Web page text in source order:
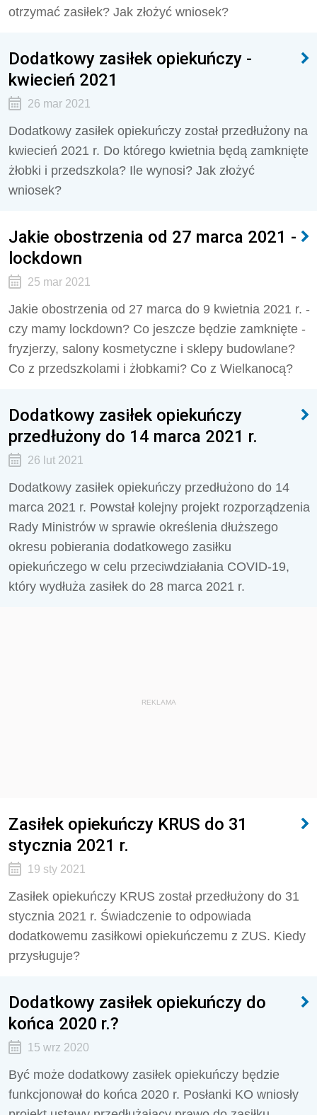
otrzymać zasiłek? Jak złożyć wniosek?
Dodatkowy zasiłek opiekuńczy -
kwiecień 2021
26 mar 2021
Dodatkowy zasiłek opiekuńczy został przedłużony na
kwiecień 2021 r. Do którego kwietnia będą zamknięte
żłobki i przedszkola? Ile wynosi? Jak złożyć
wniosek?
Jakie obostrzenia od 27 marca 2021 -
lockdown
25 mar 2021
Jakie obostrzenia od 27 marca do 9 kwietnia 2021 r. -
czy mamy lockdown? Co jeszcze będzie zamknięte -
fryzjerzy, salony kosmetyczne i sklepy budowlane?
Co z przedszkolami i żłobkami? Co z Wielkanocą?
Dodatkowy zasiłek opiekuńczy
przedłużony do 14 marca 2021 r.
26 lut 2021
Dodatkowy zasiłek opiekuńczy przedłużono do 14
marca 2021 r. Powstał kolejny projekt rozporządzenia
Rady Ministrów w sprawie określenia dłuższego
okresu pobierania dodatkowego zasiłku
opiekuńczego w celu przeciwdziałania COVID-19,
który wydłuża zasiłek do 28 marca 2021 r.
REKLAMA
Zasiłek opiekuńczy KRUS do 31
stycznia 2021 r.
19 sty 2021
Zasiłek opiekuńczy KRUS został przedłużony do 31
stycznia 2021 r. Świadczenie to odpowiada
dodatkowemu zasiłkowi opiekuńczemu z ZUS. Kiedy
przysługuje?
Dodatkowy zasiłek opiekuńczy do
końca 2020 r.?
15 wrz 2020
Być może dodatkowy zasiłek opiekuńczy będzie
funkcjonował do końca 2020 r. Posłanki KO wniosły